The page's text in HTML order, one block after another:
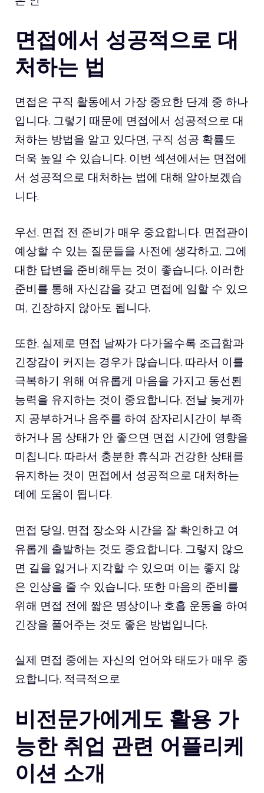
면접에서 성공적으로 대
처하는 법
면접은 구직 활동에서 가장 중요한 단계 중 하나
입니다. 그렇기 때문에 면접에서 성공적으로 대
처하는 방법을 알고 있다면, 구직 성공 확률도
더욱 높일 수 있습니다. 이번 섹션에서는 면접에
서 성공적으로 대처하는 법에 대해 알아보겠습
니다.
우선, 면접 전 준비가 매우 중요합니다. 면접관이
예상할 수 있는 질문들을 사전에 생각하고, 그에
대한 답변을 준비해두는 것이 좋습니다. 이러한
준비를 통해 자신감을 갖고 면접에 임할 수 있으
며, 긴장하지 않아도 됩니다.
또한, 실제로 면접 날짜가 다가올수록 조급함과
긴장감이 커지는 경우가 많습니다. 따라서 이를
극복하기 위해 여유롭게 마음을 가지고 동선퇸
능력을 유지하는 것이 중요합니다. 전날 늦게까
지 공부하거나 음주를 하여 잠자리시간이 부족
하거나 몸 상태가 안 좋으면 면접 시간에 영향을
미칩니다. 따라서 충분한 휴식과 건강한 상태를
유지하는 것이 면접에서 성공적으로 대처하는
데에 도움이 됩니다.
면접 당일, 면접 장소와 시간을 잘 확인하고 여
유롭게 출발하는 것도 중요합니다. 그렇지 않으
면 길을 잃거나 지각할 수 있으며 이는 좋지 않
은 인상을 줄 수 있습니다. 또한 마음의 준비를
위해 면접 전에 짧은 명상이나 호흡 운동을 하여
긴장을 풀어주는 것도 좋은 방법입니다.
실제 면접 중에는 자신의 언어와 태도가 매우 중
요합니다. 적극적으로
비전문가에게도 활용 가
능한 취업 관련 어플리케
이션 소개